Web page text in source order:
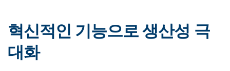
혁신적인 기능으로 생산성 극
대화